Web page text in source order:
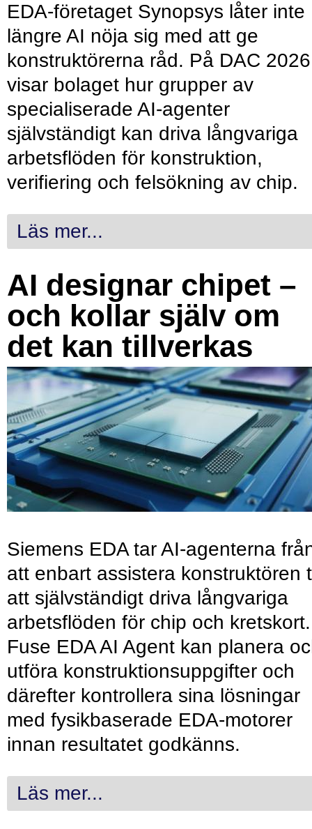
EDA-företaget Synopsys låter inte
längre AI nöja sig med att ge
konstruktörerna råd. På DAC 2026
visar bolaget hur grupper av
specialiserade AI-agenter
självständigt kan driva långvariga
arbetsflöden för konstruktion,
verifiering och felsökning av chip.
Läs mer...
AI designar chipet –
och kollar själv om
det kan tillverkas
Siemens EDA tar AI-agenterna
att enbart assistera konstruktören
att självständigt driva långvariga
arbetsflöden för chip och kretskort.
Fuse EDA AI Agent kan planera
utföra konstruktionsuppgifter och
därefter kontrollera sina lösningar
med fysikbaserade EDA-motorer
innan resultatet godkänns.
Läs mer...